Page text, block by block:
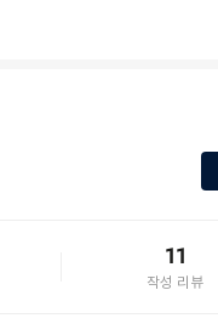
11
작성 리뷰